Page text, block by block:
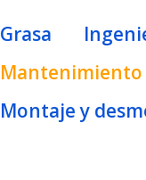
Grasa
Mantenimiento
Montaje y